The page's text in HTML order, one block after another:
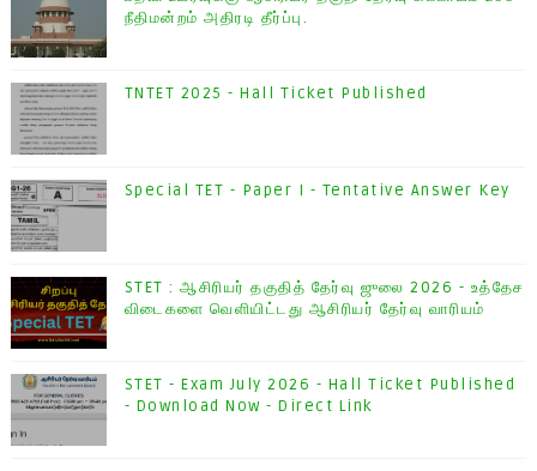
நீதிமன்றம் அதிரடி தீர்ப்பு.
TNTET 2025 - Hall Ticket Published
Special TET - Paper I - Tentative Answer Key
STET : ஆசிரியர் தகுதித் தேர்வு ஜுலை 2026 - உத்தேச
விடைகளை வெளியிட்டது ஆசிரியர் தேர்வு வாரியம்
STET - Exam July 2026 - Hall Ticket Published
- Download Now - Direct Link